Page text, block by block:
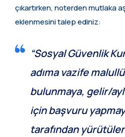
çıkartırken, noterden mutlaka
eklenmesini talep ediniz:
“Sosyal Güvenlik
adıma vazife
bulunmaya, gelir/
için başvuru
tarafından